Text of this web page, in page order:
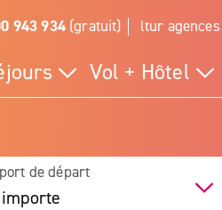
943 934(gratuit) ltur agences
Vol + Hôtel
de départ